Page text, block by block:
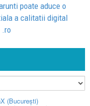
poate aduce o
a calitatii digital
.ro
(București)